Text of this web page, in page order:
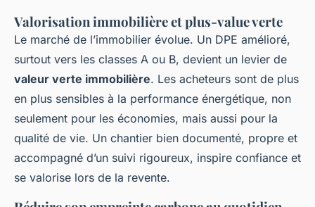
Valorisation immobilière et plus-value verte
Le marché de l’immobilier évolue. Un DPE amélioré,
surtout vers les classes A ou B, devient un levier de
valeur verte immobilière. Les acheteurs sont de plus
en plus sensibles à la performance énergétique, non
seulement pour les économies, mais aussi pour la
qualité de vie. Un chantier bien documenté, propre et
accompagné d’un suivi rigoureux, inspire confiance et
se valorise lors de la revente.